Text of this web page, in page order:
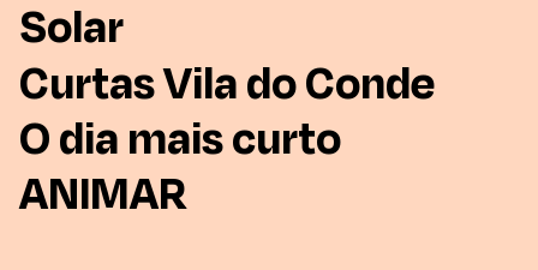
Solar
Curtas Vila do Conde
O dia mais curto
ANIMAR